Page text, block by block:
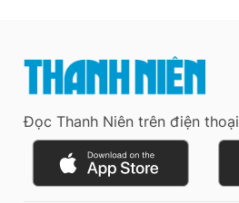
Đọc Thanh Niên trên điện thoại